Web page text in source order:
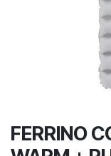
FERRINO